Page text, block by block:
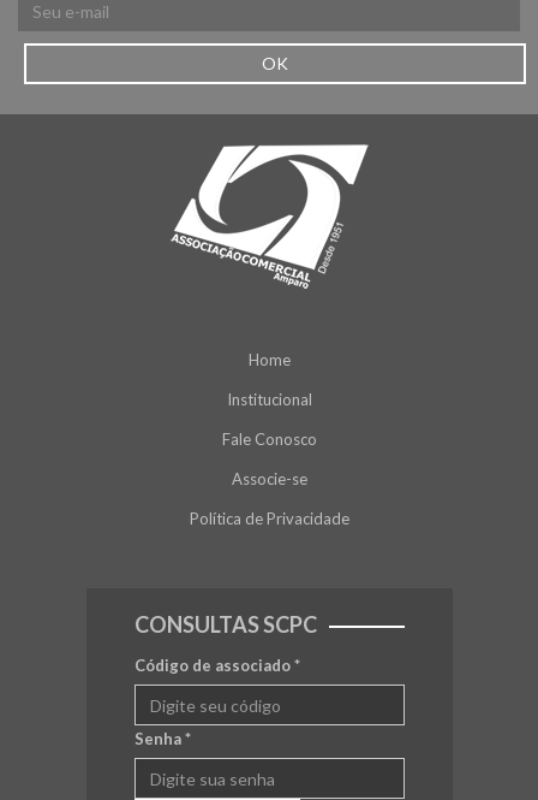
OK
Home
Institucional
Fale Conosco
Associe-se
Política de Privacidade
CONSULTAS SCPC
Código de associado*
Senha*